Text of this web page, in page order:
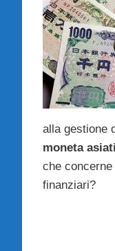
alla gestione
moneta
che
finanziari?